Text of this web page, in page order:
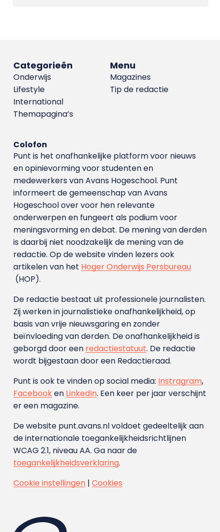
Menu
Magazines
Tip de redactie
Categorieën
Onderwijs
Lifestyle
International
Themapagina’s
Colofon
Punt is het onafhankelijke platform voor nieuws
en opinievorming voor studenten en
medewerkers van Avans Hoge­school. Punt
informeert de gemeenschap van Avans
Hogeschool over voor hen relevante
onderwerpen en fungeert als podium voor
meningsvorming en debat. De mening van derden
is daarbij niet noodzakelijk de mening van de
redactie. Op de website vinden lezers ook
artikelen van het Hoger Onderwijs Persbureau
(HOP).
De redactie bestaat uit professionele journalisten.
Zij werken in journalistieke onafhankelijkheid, op
basis van vrije nieuwsgaring en zonder
beïnvloeding van derden. De onafhankelijkheid is
geborgd door een redactiestatuut. De redactie
wordt bijgestaan door een Redactieraad.
Punt is ook te vinden op social media: Instragram,
Facebooken LinkedIn. Een keer per jaar verschijnt
er een magazine.
De website punt.avans.nl voldoet gedeeltelijk aan
de internationale toegankelijkheidsrichtlijnen
WCAG 2.1, niveau AA. Ga naar de
toegankelijkheidsverklaring.
Cookie instellingen| Cookies